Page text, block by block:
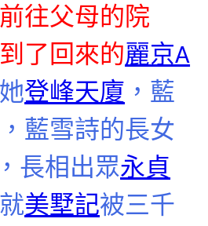
往父母的院
了回來的麗京A
她登峰天廈 ，藍
藍雪詩的長女
，長相出眾永貞
美墅記被三千